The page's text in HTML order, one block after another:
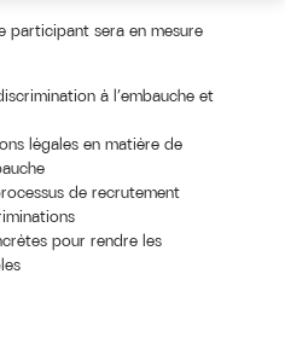
participant sera en mesure
à l’embauche et
légales en matière de
de recrutement
pour rendre les